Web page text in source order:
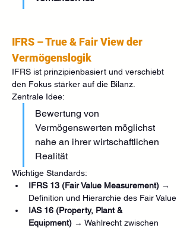
IFRS – True & Fair View der
Vermögenslogik
IFRS ist prinzipienbasiert und verschiebt
den Fokus stärker auf die Bilanz.
Zentrale Idee:
Bewertung von
Vermögenswerten möglichst
nahe an ihrer wirtschaftlichen
Realität
Wichtige Standards:
IFRS 13 (Fair Value Measurement) →
Definition und Hierarchie des Fair Value
IAS 16 (Property, Plant &
Equipment) → Wahlrecht zwischen